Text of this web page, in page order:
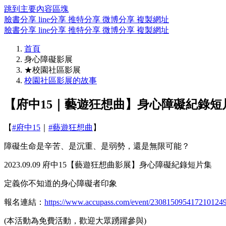
跳到主要內容區塊
臉書分享 line分享 推特分享 微博分享 複製網址
臉書分享 line分享 推特分享 微博分享 複製網址
首頁
身心障礙影展
★校園社區影展
校園社區影展的故事
【府中15｜藝遊狂想曲】身心障礙紀錄短
【#府中15 #藝遊狂想曲 】
障礙生命是辛苦、是沉重、是弱勢，還是無限可能？
2023.09.09 府中15【藝遊狂想曲影展】身心障礙紀錄短片集
定義你不知道的身心障礙者印象
報名連結： https://www.accupass.com/event/
(本活動為免費活動，歡迎大眾踴躍參與)